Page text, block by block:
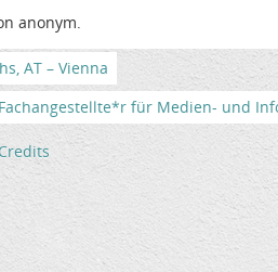
anonym.
AT – Vienna
für Medien- und
Credits